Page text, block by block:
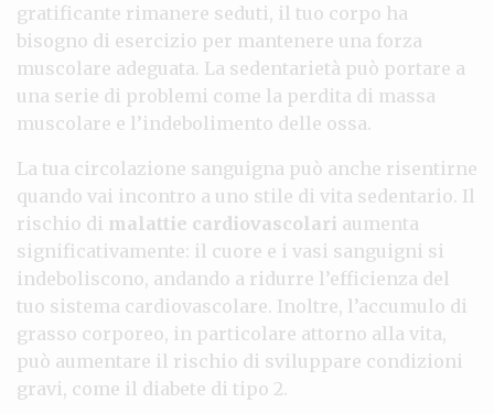
gratificante rimanere seduti, il tuo corpo ha
bisogno di esercizio per mantenere una forza
muscolare adeguata. La sedentarietà può portare a
una serie di problemi come la perdita di massa
muscolare e l’indebolimento delle ossa.
La tua circolazione sanguigna può anche risentirne
quando vai incontro a uno stile di vita sedentario. Il
rischio di malattie cardiovascolari aumenta
significativamente: il cuore e i vasi sanguigni si
indeboliscono, andando a ridurre l’efficienza del
tuo sistema cardiovascolare. Inoltre, l’accumulo di
grasso corporeo, in particolare attorno alla vita,
può aumentare il rischio di sviluppare condizioni
gravi, come il diabete di tipo 2.